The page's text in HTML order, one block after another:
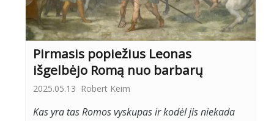
Pirmasis popiežius Leonas
išgelbėjo Romą nuo barbarų
2025.05.13 Robert Keim
Kas yra tas Romos vyskupas ir kodėl jis niekada